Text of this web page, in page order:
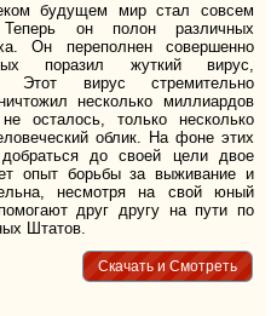
будущем мир стал совсем
он полон различных
Он переполнен совершенно
поразил жуткий вирус,
Этот вирус стремительно
несколько миллиардов
осталось, только несколько
облик. На фоне этих
до своей цели двое
опыт борьбы за выживание и
несмотря на свой юный
друг другу на пути по
Штатов.
Скачать и Смотреть